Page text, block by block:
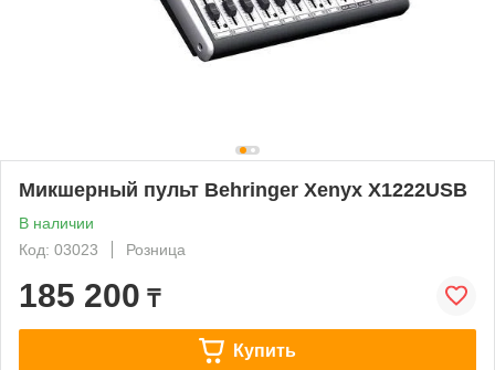
Микшерный пульт Behringer Xenyx X1222USB
В наличии
Код: 03023
Розница
185 200 ₸
Купить